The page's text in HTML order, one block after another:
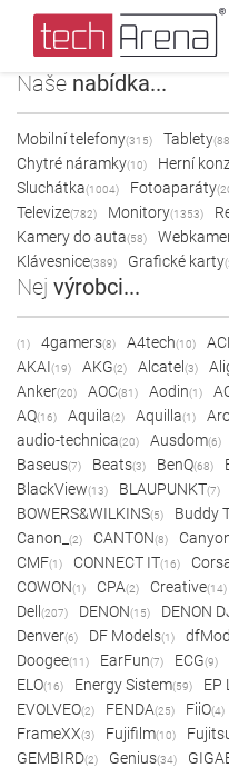
Naše nabídka...
Mobilní telefony(315) Tablety
Chytré náramky(10) Herní
Sluchátka(1004) Fotoaparáty
Televize(782) Monitory(1353)
Kamery do auta(58)
Klávesnice(389) Grafické karty
Nej výrobci...
(1) 4gamers(8) A4tech(10)
AKAI(19) AKG(2) Alcatel (3)
Anker(20) AOC(81) Aodin(1)
AQ(16) Aquila(2) Aquilla(1)
audio-technica(20) Ausdom(6)
Baseus(7) Beats(3) BenQ(68)
BlackView(13) BLAUPUNKT(7)
BOWERS&WILKINS(5) Buddy
Canon_ (2) CANTON(8)
CMF(1) CONNECT IT(16)
COWON(1) CPA(2) Creative(14)
Dell (207) DENON(15) DENON
Denver(6) DF Models(1)
Doogee(11) EarFun(7) ECG(9)
ELO(16) Energy Sistem(59) EP
EVOLVEO(2) FENDA(25) FiiO(4)
FrameXX(3) Fujifilm(10)
GEMBIRD(2) Genius(34)